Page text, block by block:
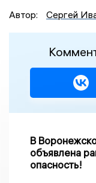
Автор:
Сергей
В
объявлена
опасность!